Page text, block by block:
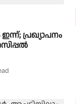
പ്രഖ്യാപനം